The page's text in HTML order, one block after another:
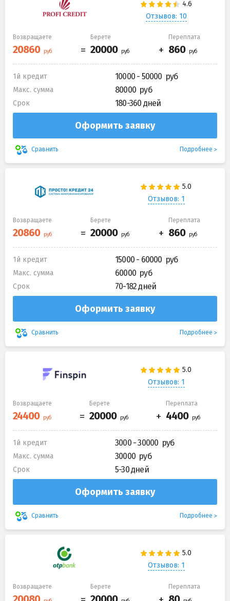
Отзывов: 10
Возвращаете Берете Переплата
1й кредит 10000 - 50000
Макс. сумма 80000
Срок 180-360 дней
Оформить заявку
Сравнить Подробнее
Отзывов: 1
Возвращаете Берете Переплата
1й кредит 15000 - 60000
Макс. сумма 60000
Срок 70-182 дней
Оформить заявку
Сравнить Подробнее
Отзывов: 1
Возвращаете Берете Переплата
1й кредит 3000 - 30000
Макс. сумма 30000
Срок 5-30 дней
Оформить заявку
Сравнить Подробнее
Отзывов: 1
Возвращаете Берете Переплата